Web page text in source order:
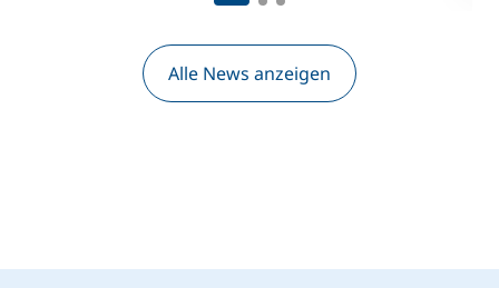
Alle News anzeigen